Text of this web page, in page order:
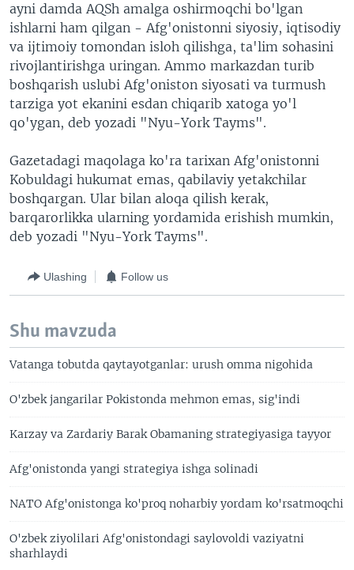
ayni damda AQSh amalga oshirmoqchi bo'lgan
ishlarni ham qilgan - Afg'onistonni siyosiy, iqtisodiy
va ijtimoiy tomondan isloh qilishga, ta'lim sohasini
rivojlantirishga uringan. Ammo markazdan turib
boshqarish uslubi Afg'oniston siyosati va turmush
tarziga yot ekanini esdan chiqarib xatoga yo'l
qo'ygan, deb yozadi "Nyu-York Tayms".
Gazetadagi maqolaga ko'ra tarixan Afg'onistonni
Kobuldagi hukumat emas, qabilaviy yetakchilar
boshqargan. Ular bilan aloqa qilish kerak,
barqarorlikka ularning yordamida erishish mumkin,
deb yozadi "Nyu-York Tayms".
Ulashing Follow us
Shu mavzuda
Vatanga tobutda qaytayotganlar: urush omma nigohida
O'zbek jangarilar Pokistonda mehmon emas, sig'indi
Karzay va Zardariy Barak Obamaning strategiyasiga tayyor
Afg'onistonda yangi strategiya ishga solinadi
NATO Afg'onistonga ko'proq noharbiy yordam ko'rsatmoqchi
O'zbek ziyolilari Afg'onistondagi saylovoldi vaziyatni
sharhlaydi